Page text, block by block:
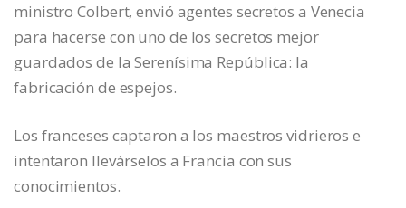
ministro Colbert, envió agentes secretos a Venecia
para hacerse con uno de los secretos mejor
guardados de la Serenísima República: la
fabricación de espejos.
Los franceses captaron a los maestros vidrieros e
intentaron llevárselos a Francia con sus
conocimientos.